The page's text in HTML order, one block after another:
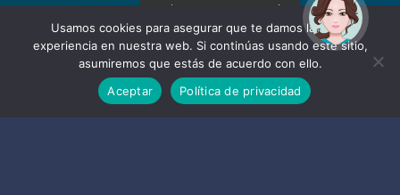
Usamos cookies para asegurar que te damos la mejor
experiencia en nuestra web. Si continúas usando este sitio,
asumiremos que estás de acuerdo con ello.
Aceptar
Política de privacidad
¡Hola! Soy Noy. ¿Puedo
ayudarte?